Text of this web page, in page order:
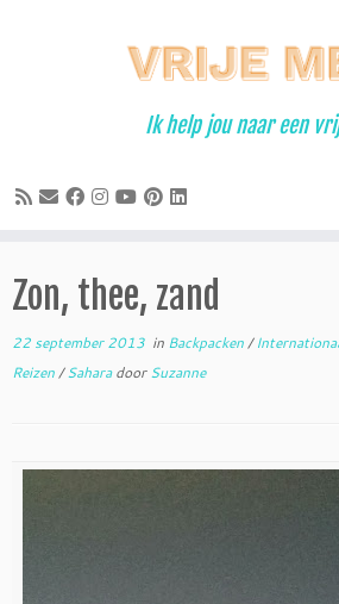
Ik help jou naar een
Zon, thee, zand
22 september 2013 in Backpacken/
Reizen/SaharadoorSuzanne